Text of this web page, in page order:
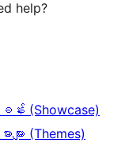
help?
ခန်း (Showcase)
မားများ (Themes)